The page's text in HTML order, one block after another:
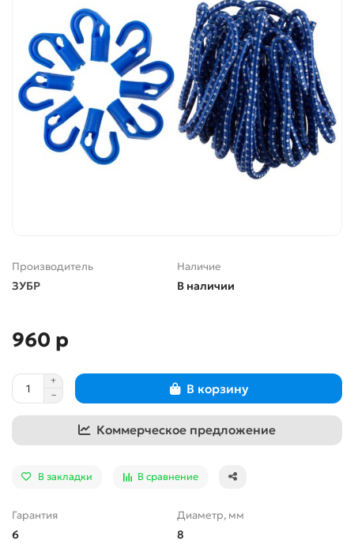
Производитель
ЗУБР
Наличие
В наличии
960 р
В корзину
Коммерческое предложение
В закладки В сравнение
Гарантия
6
Диаметр, мм
8